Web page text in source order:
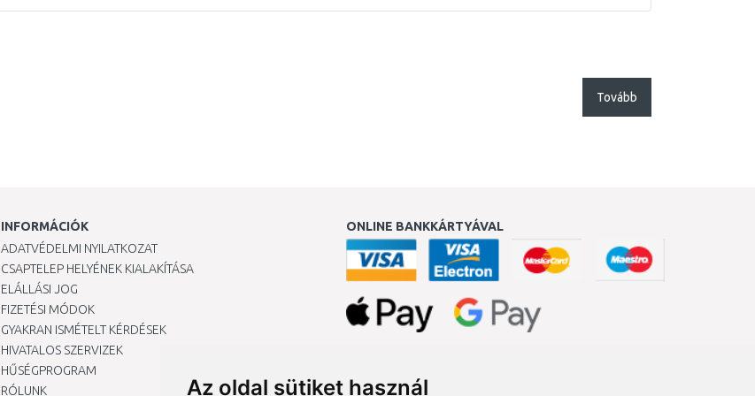
Az oldal sütiket használ
Tovább
INFORMÁCIÓK
ADATVÉDELMI NYILATKOZAT
CSAPTELEP HELYÉNEK KIALAKÍTÁSA
ELÁLLÁSI JOG
FIZETÉSI MÓDOK
GYAKRAN ISMÉTELT KÉRDÉSEK
HIVATALOS SZERVIZEK
HŰSÉGPROGRAM
RÓLUNK
ONLINE BANKKÁRTYÁVAL